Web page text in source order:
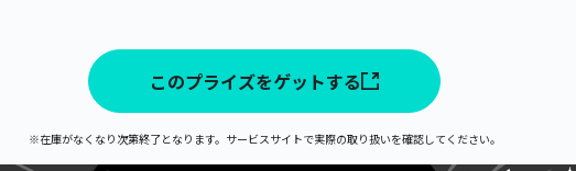
このプライズをゲットする
※在庫がなくなり次第終了となります。サービスサイトで実際の取り扱いを確認してください。